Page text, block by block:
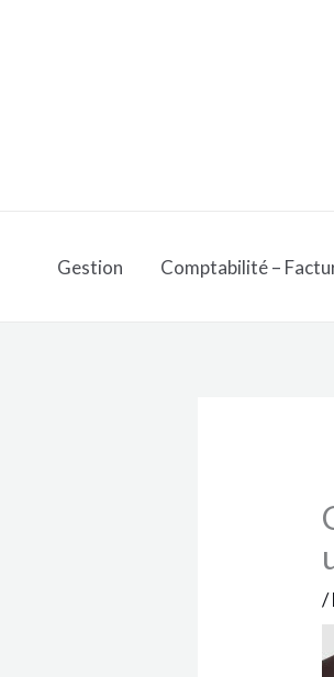
Gestion Comptabilité –
/